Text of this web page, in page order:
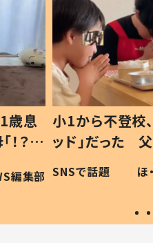
歳息
？」
編集部
小1から不登校
ッド」だった
作り続ける理
#令和の子
SNSで話題 ほ